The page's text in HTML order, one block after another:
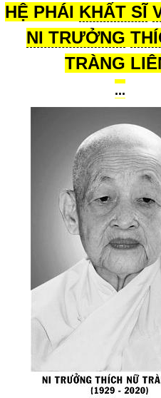
HỆ PHÁI KHẤT SĨ
NI TRƯỞNG
TRÀNG
...